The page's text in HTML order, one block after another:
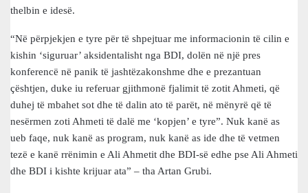
thelbin e idesë.
“Në përpjekjen e tyre për të shpejtuar me informacionin të cilin e
kishin ‘siguruar’ aksidentalisht nga BDI, dolën në një pres
konferencë në panik të jashtëzakonshme dhe e prezantuan
çështjen, duke iu referuar gjithmonë fjalimit të zotit Ahmeti, që
duhej të mbahet sot dhe të dalin ato të parët, në mënyrë që të
nesërmen zoti Ahmeti të dalë me ‘kopjen’ e tyre”. Nuk kanë as
ueb faqe, nuk kanë as program, nuk kanë as ide dhe të vetmen
tezë e kanë rrënimin e Ali Ahmetit dhe BDI-së edhe pse Ali Ahmeti
dhe BDI i kishte krijuar ata” – tha Artan Grubi.